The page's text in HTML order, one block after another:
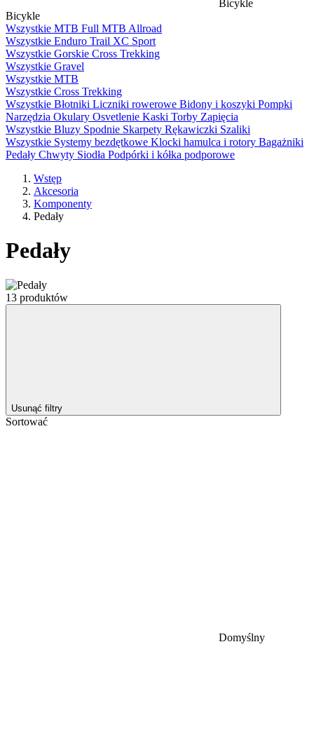
Bicykle
Bicykle
Wszystkie MTB Full MTB Allroad
Wszystkie Enduro Trail XC Sport
Wszystkie Gorskie Cross Trekking
Wszystkie Gravel
Wszystkie MTB
Wszystkie Cross Trekking
Wszystkie Błotniki Liczniki rowerowe Bidony i koszyki Pompki
Narzędzia Okulary Osvetlenie Kaski Torby Zapięcia
Wszystkie Bluzy Spodnie Skarpety Rękawiczki Szaliki
Wszystkie Systemy bezdętkowe Klocki hamulca i rotory Bagażniki
Pedały Chwyty Siodła Podpórki i kółka podporowe
Wstęp
Akcesoria
Komponenty
Pedały
Pedały
13 produktów
Usunąć filtry
Sortować
Domyślny